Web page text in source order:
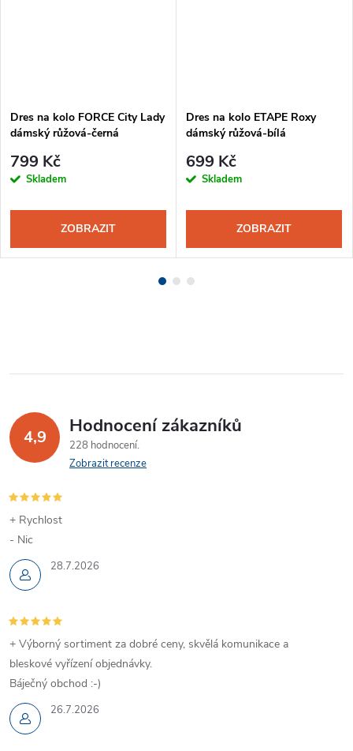
Dres na kolo FORCE City Lady
dámský růžová-černá
799 Kč
Skladem
ZOBRAZIT
Dres na kolo ETAPE Roxy
dámský růžová-bílá
699 Kč
Skladem
ZOBRAZIT
4,9 Hodnocení zákazníků
228 hodnocení
Zobrazit recenze
28.7.2026
+ Rychlost
- Nic
26.7.2026
+ Výborný sortiment za dobré ceny, skvělá komunikace a
bleskové vyřízení objednávky.
Báječný obchod :-)